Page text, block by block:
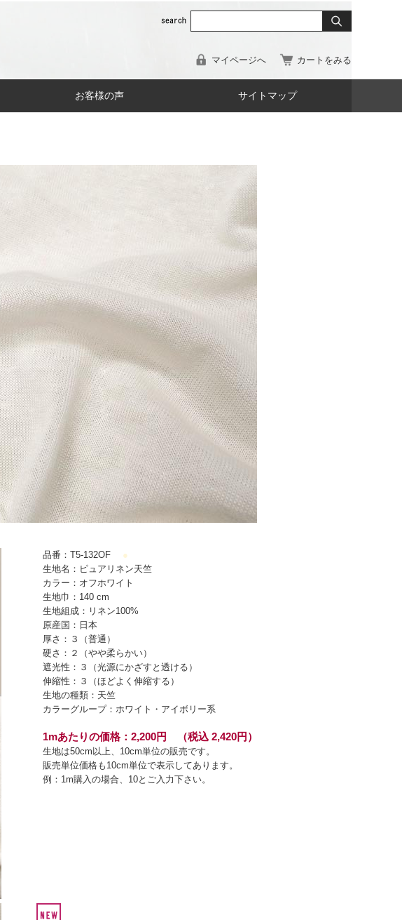
マイページへ カートをみる
お客様の声 サイトマップ
品番：T5-132OF ●
生地名：ピュアリネン天竺
カラー：オフホワイト
生地巾：140 cm
生地組成：リネン100%
原産国：日本
厚さ：３（普通）
硬さ：２（やや柔らかい）
遮光性：３（光源にかざすと透ける）
伸縮性：３（ほどよく伸縮する）
生地の種類：天竺
カラーグループ：ホワイト・アイボリー系
1mあたりの価格：2,200円 （税込 2,420円）
生地は50cm以上、10cm単位の販売です。
販売単位価格も10cm単位で表示してあります。
例：1m購入の場合、10とご入力下さい。